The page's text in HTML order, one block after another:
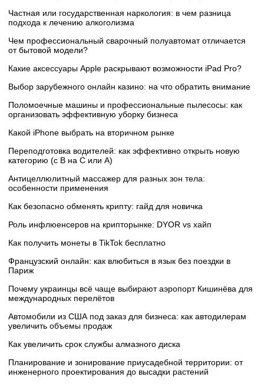
Частная или государственная наркология: в чем разница
подхода к лечению алкоголизма
Чем профессиональный сварочный полуавтомат отличается
от бытовой модели?
Какие аксессуары Apple раскрывают возможности iPad Pro?
Выбор зарубежного онлайн казино: на что обратить внимание
Поломоечные машины и профессиональные пылесосы: как
организовать эффективную уборку бизнеса
Какой iPhone выбрать на вторичном рынке
Переподготовка водителей: как эффективно открыть новую
категорию (с B на C или А)
Антицеллюлитный массажер для разных зон тела:
особенности применения
Как безопасно обменять крипту: гайд для новичка
Роль инфлюенсеров на крипторынке: DYOR vs хайп
Как получить монеты в TikTok бесплатно
Французский онлайн: как влюбиться в язык без поездки в
Париж
Почему украинцы всё чаще выбирают аэропорт Кишинёва для
международных перелётов
Автомобили из США под заказ для бизнеса: как автодилерам
увеличить объемы продаж
Как увеличить срок службы алмазного диска
Планирование и зонирование приусадебной территории: от
инженерного проектирования до высадки растений